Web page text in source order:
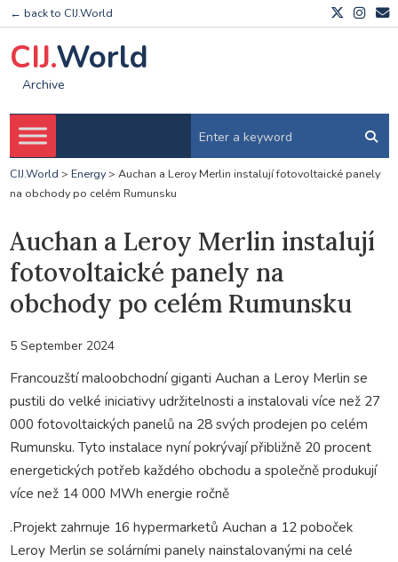
← back to CIJ.World
CIJ.World
Archive
CIJ.World > Energy> Auchan a Leroy Merlin instalují fotovoltaické panely
na obchody po celém Rumunsku
Auchan a Leroy Merlin instalují
fotovoltaické panely na
obchody po celém Rumunsku
5 September 2024
Francouzští maloobchodní giganti Auchan a Leroy Merlin se
pustili do velké iniciativy udržitelnosti a instalovali více než 27
000 fotovoltaických panelů na 28 svých prodejen po celém
Rumunsku. Tyto instalace nyní pokrývají přibližně 20 procent
energetických potřeb každého obchodu a společně produkují
více než 14 000 MWh energie ročně
.Projekt zahrnuje 16 hypermarketů Auchan a 12 poboček
Leroy Merlin se solárními panely nainstalovanými na celé